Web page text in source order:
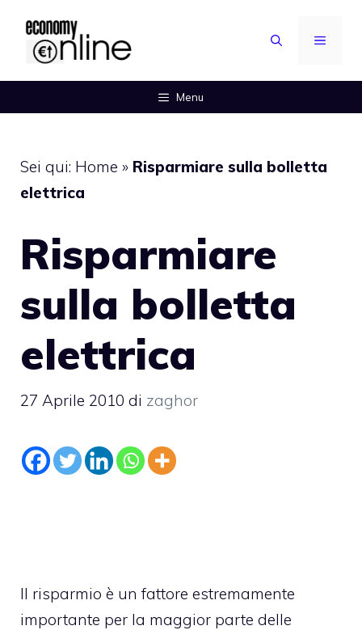
contenuto
MENU
Menu
Sei qui: Home » Risparmiare sulla bolletta
elettrica
Risparmiare
sulla bolletta
elettrica
27 Aprile 2010 di zaghor
Il risparmio è un fattore estremamente
importante per la maggior parte delle